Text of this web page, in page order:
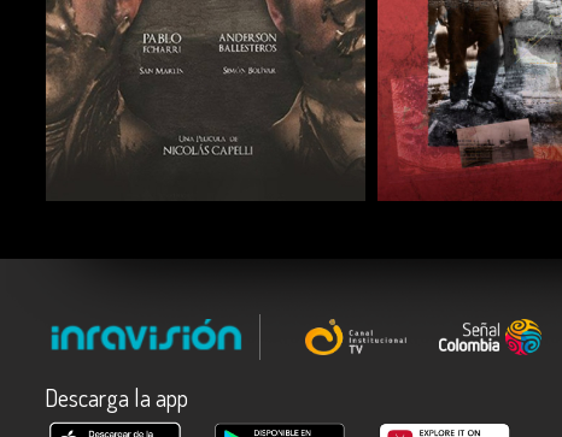
COMPARTIR
Descarga la app